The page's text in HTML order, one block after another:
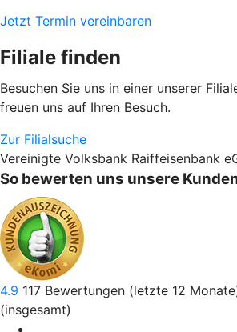
Jetzt Termin vereinbaren
Filiale finden
Besuchen Sie uns in einer unserer
freuen uns auf Ihren Besuch.
Zur Filialsuche
Vereinigte Volksbank Raiffeisenbank
So bewerten uns unsere
4.9 117 Bewertungen (letzte 12
(insgesamt)